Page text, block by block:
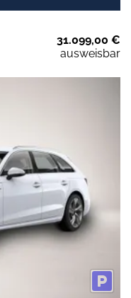
31.099,00 €
ausweisbar